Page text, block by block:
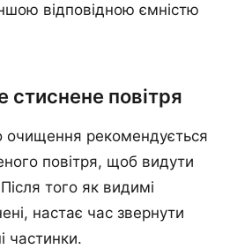
відповідною ємністю
стиснене повітря
очищення рекомендується
повітря, щоб видути
того як видимі
настає час звернути
частинки.